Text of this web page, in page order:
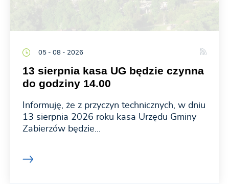
05 - 08 - 2026
13 sierpnia kasa UG będzie czynna
do godziny 14.00
Informuję, że z przyczyn technicznych, w dniu
13 sierpnia 2026 roku kasa Urzędu Gminy
Zabierzów będzie...